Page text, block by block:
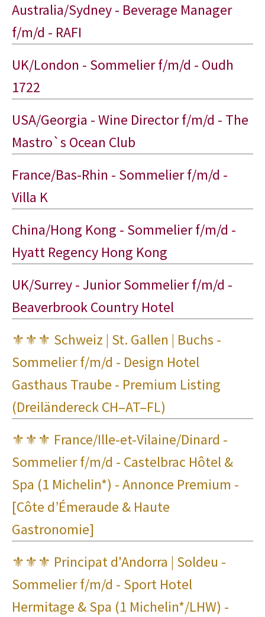
Australia/Sydney - Beverage Manager
f/m/d - RAFI
UK/London - Sommelier f/m/d - Oudh
1722
USA/Georgia - Wine Director f/m/d - The
Mastro`s Ocean Club
France/Bas-Rhin - Sommelier f/m/d -
Villa K
China/Hong Kong - Sommelier f/m/d -
Hyatt Regency Hong Kong
UK/Surrey - Junior Sommelier f/m/d -
Beaverbrook Country Hotel
⚜⚜⚜ Schweiz | St. Gallen | Buchs -
Sommelier f/m/d - Design Hotel
Gasthaus Traube - Premium Listing
(Dreiländereck CH–AT–FL)
⚜⚜⚜ France/Ille-et-Vilaine/Dinard -
Sommelier f/m/d - Castelbrac Hôtel &
Spa (1 Michelin*) - Annonce Premium -
[Côte d’Émeraude & Haute
Gastronomie]
⚜⚜⚜ Principat d'Andorra | Soldeu -
Sommelier f/m/d - Sport Hotel
Hermitage & Spa (1 Michelin*/LHW) -